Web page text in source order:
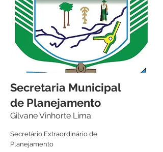
Secretaria Municipal
de Planejamento
Gilvane Vinhorte Lima
Secretário Extraordinário de
Planejamento